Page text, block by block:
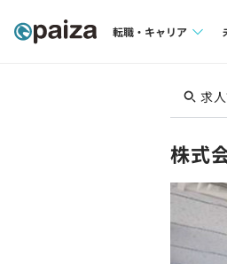
転職・キャリア
転職成功ガイド
転職エージェント
求
株式